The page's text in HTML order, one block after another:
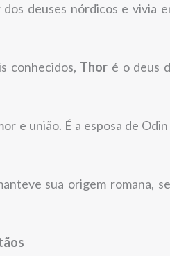
deuses nórdicos e vivia
conhecidos, Thor é o deus
e união. É a esposa de Odin
sua origem romana,